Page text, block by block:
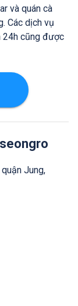
và quán cà
Các dịch vụ
24h cũng được
Jung,